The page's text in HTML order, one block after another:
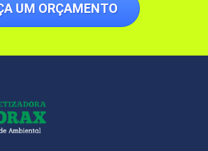
UM ORÇAMENTO